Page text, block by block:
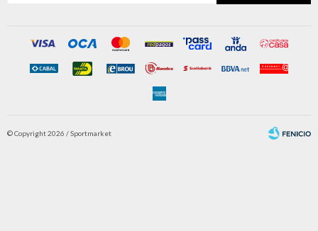
© Copyright 2026 / Sportmarket